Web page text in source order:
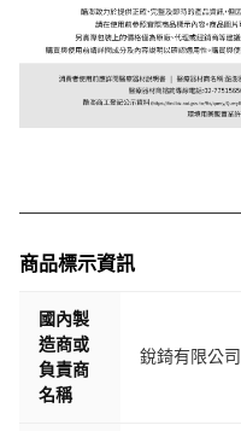
商品標示資訊
國內製
造商或
負責商
名稱
銳錡有限公司